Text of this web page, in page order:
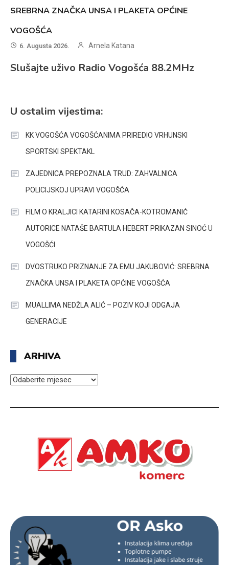
SREBRNA ZNAČKA UNSA I PLAKETA OPĆINE
VOGOŠĆA
6. Augusta 2026. Arnela Katana
Slušajte uživo Radio Vogošća 88.2MHz
U ostalim vijestima:
KK VOGOŠĆA VOGOŠĆANIMA PRIREDIO VRHUNSKI
SPORTSKI SPEKTAKL
ZAJEDNICA PREPOZNALA TRUD: ZAHVALNICA
POLICIJSKOJ UPRAVI VOGOŠĆA
FILM O KRALJICI KATARINI KOSAČA-KOTROMANIĆ
AUTORICE NATAŠE BARTULA HEBERT PRIKAZAN SINOĆ U
VOGOŠĆI
DVOSTRUKO PRIZNANJE ZA EMU JAKUBOVIĆ: SREBRNA
ZNAČKA UNSA I PLAKETA OPĆINE VOGOŠĆA
MUALLIMA NEDŽLA ALIĆ – POZIV KOJI ODGAJA
GENERACIJE
ARHIVA
ARHIVA